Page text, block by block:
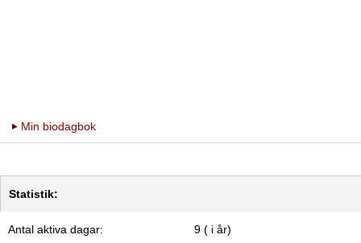
Min biodagbok
Statistik:
Antal aktiva dagar: 9 ( i år)